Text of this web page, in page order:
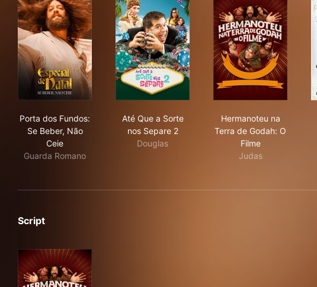
Porta dos Fundos:
Se Beber, Não
Ceie
Guarda Romano
Até Que a Sorte
nos Separe 2
Douglas
Hermanoteu na
Terra de Godah: O
Filme
Judas
Script